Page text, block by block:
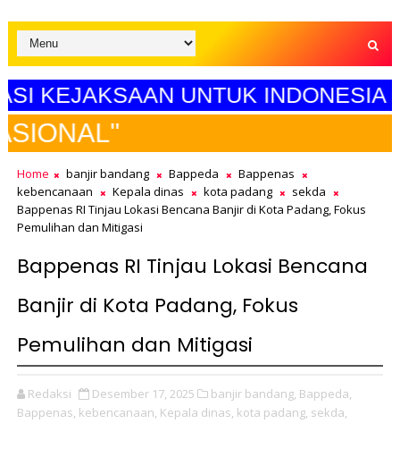
UNTUK INDONESIA MAJU"
Home banjir bandang Bappeda
Bappenas
kebencanaan
Kepala dinas kota padang
sekda
Bappenas RI Tinjau Lokasi Bencana Banjir di Kota Padang, Fokus
Pemulihan dan Mitigasi
Bappenas RI Tinjau Lokasi Bencana
Banjir di Kota Padang, Fokus
Pemulihan dan Mitigasi
Redaksi Desember 17, 2025 banjir bandang, Bappeda,
Bappenas, kebencanaan, Kepala dinas, kota padang, sekda,